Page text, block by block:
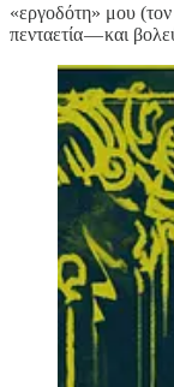
«εργοδότη» μου
πενταετία — και